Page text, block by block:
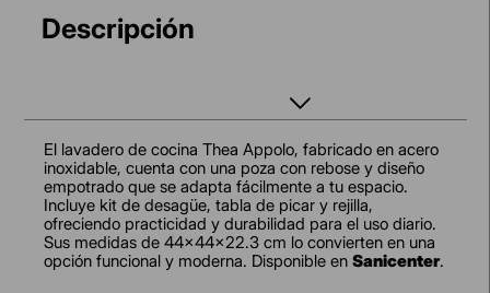
Descripción
El lavadero de cocina Thea Appolo, fabricado en acero
inoxidable, cuenta con una poza con rebose y diseño
empotrado que se adapta fácilmente a tu espacio.
Incluye kit de desagüe, tabla de picar y rejilla,
ofreciendo practicidad y durabilidad para el uso diario.
Sus medidas de 44x44x22.3 cm lo convierten en una
opción funcional y moderna. Disponible en Sanicenter.